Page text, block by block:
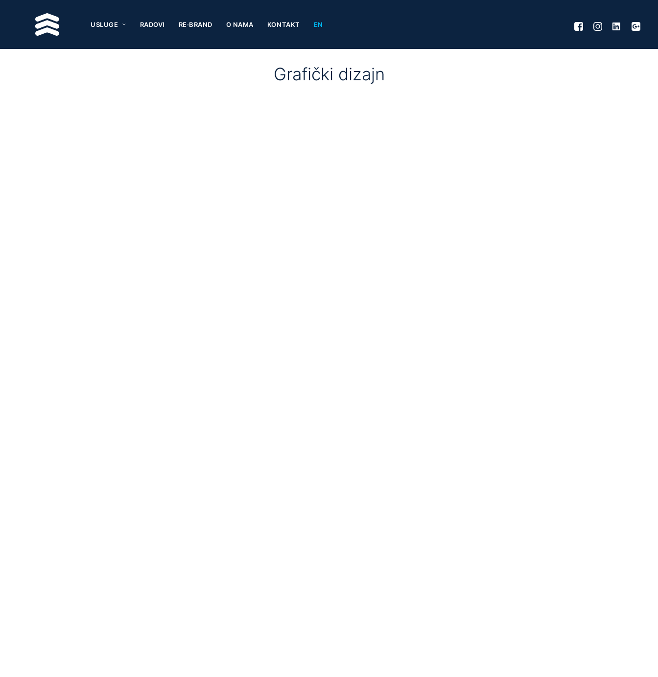
USLUGE RADOVI RE·BRAND O NAMA KONTAKT EN
Grafički dizajn